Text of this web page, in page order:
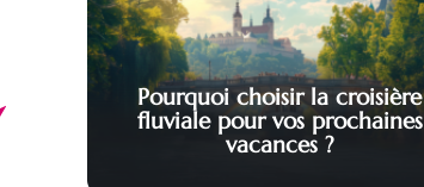
Pourquoi choisir la croisière
fluviale pour vos prochaines
vacances ?